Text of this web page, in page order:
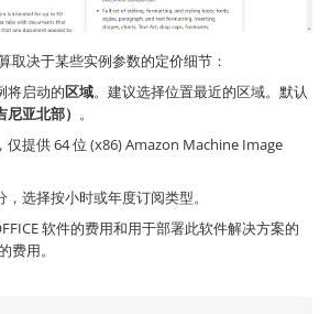
取决于某些实例参数的定价细节：
将启动的区域。建议选择位置最近的区域。默认
亚北部） 。
仅提供 64 位 (x86) Amazon Machine Image
，选择按小时或年度订阅类型。
软件的费用和用于部署此软件解决方案的
费用。